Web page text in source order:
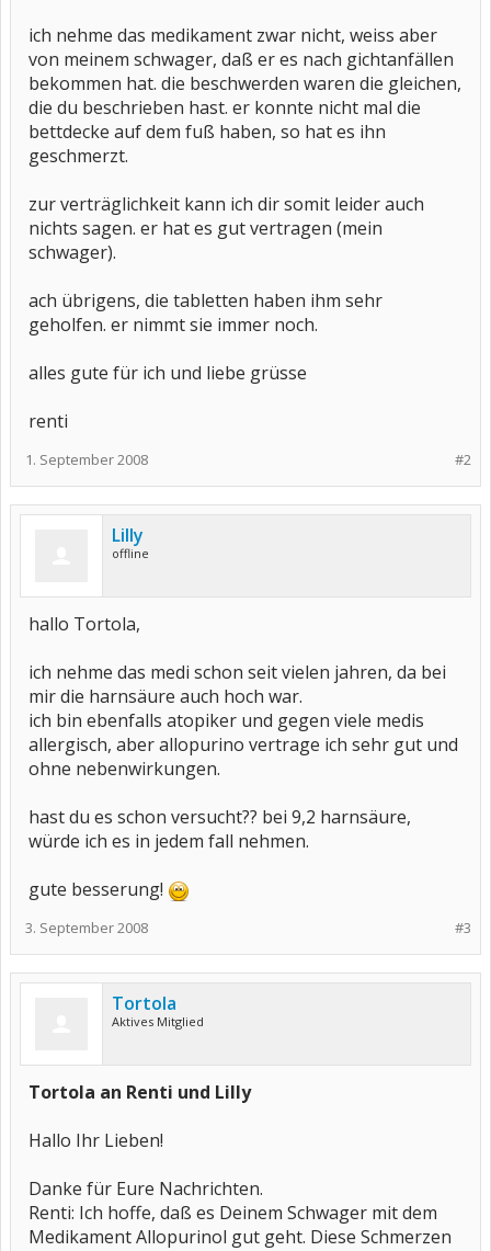
ich nehme das medikament zwar nicht, weiss aber
von meinem schwager, daß er es nach gichtanfällen
bekommen hat. die beschwerden waren die gleichen,
die du beschrieben hast. er konnte nicht mal die
bettdecke auf dem fuß haben, so hat es ihn
geschmerzt.
zur verträglichkeit kann ich dir somit leider auch
nichts sagen. er hat es gut vertragen (mein
schwager).
ach übrigens, die tabletten haben ihm sehr
geholfen. er nimmt sie immer noch.
alles gute für ich und liebe grüsse
renti
#2
1. September 2008
Lilly
offline
hallo Tortola,
ich nehme das medi schon seit vielen jahren, da bei
mir die harnsäure auch hoch war.
ich bin ebenfalls atopiker und gegen viele medis
allergisch, aber allopurino vertrage ich sehr gut und
ohne nebenwirkungen.
hast du es schon versucht?? bei 9,2 harnsäure,
würde ich es in jedem fall nehmen.
gute besserung!
#3
3. September 2008
Tortola
Aktives Mitglied
Tortola an Renti und Lilly
Hallo Ihr Lieben!
Danke für Eure Nachrichten.
Renti: Ich hoffe, daß es Deinem Schwager mit dem
Medikament Allopurinol gut geht. Diese Schmerzen